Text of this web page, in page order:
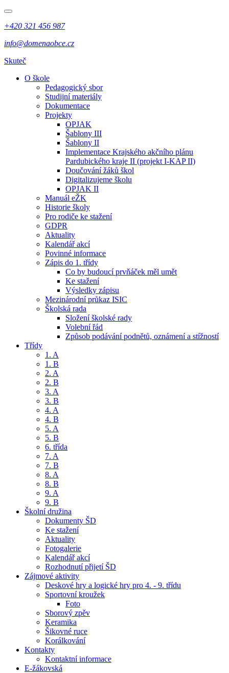
+420 321 456 987
info@domenaobce.cz
Skuteč
O škole
Pedagogický sbor
Studijní materiály
Dokumentace
Projekty
OPJAK
Šablony III
Šablony II
Implementace Krajského akčního plánu
Pardubického kraje II (projekt I-KAP II)
Doučování žáků škol
Digitalizujeme školu
OPJAK II
Manuál eŽK
Historie školy
Pro rodiče ke stažení
GDPR
Aktuality
Kalendář akcí
Povinné informace
Zápis do 1. třídy
Co by budoucí prvňáček měl umět
Ke stažení
Výsledky zápisu
Mezinárodní průkaz ISIC
Školská rada
Složení školské rady
Volební řád
Způsob podávání podnětů, oznámení a stížností
Třídy
1. A
1. B
2. A
2. B
3. A
3. B
4. A
4. B
5. A
5. B
6. třída
7. A
7. B
8. A
8. B
9. A
9. B
Školní družina
Dokumenty ŠD
Ke stažení
Aktuality
Fotogalerie
Kalendář akcí
Rozhodnutí přijetí ŠD
Zájmové aktivity
Deskové hry a logické hry pro 4. - 9. třídu
Sportovní kroužek
Foto
Sborový zpěv
Keramika
Šikovné ruce
Korálkování
Kontakty
Kontaktní informace
E-žákovská